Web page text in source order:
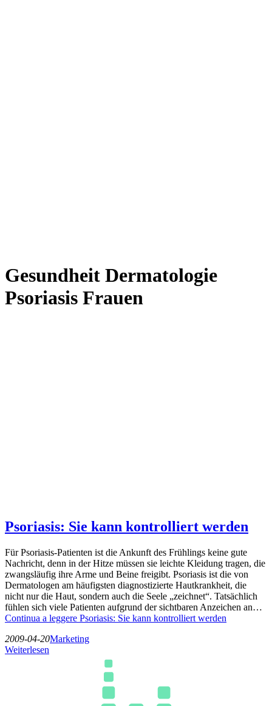
Gesundheit Dermatologie
Psoriasis Frauen
Psoriasis: Sie kann kontrolliert werden
Für Psoriasis-Patienten ist die Ankunft des Frühlings keine gute
Nachricht, denn in der Hitze müssen sie leichte Kleidung tragen, die
zwangsläufig ihre Arme und Beine freigibt. Psoriasis ist die von
Dermatologen am häufigsten diagnostizierte Hautkrankheit, die
nicht nur die Haut, sondern auch die Seele „zeichnet“. Tatsächlich
fühlen sich viele Patienten aufgrund der sichtbaren Anzeichen an…
Continua a leggere Psoriasis: Sie kann kontrolliert werden
2009-04-20Marketing
Weiterlesen